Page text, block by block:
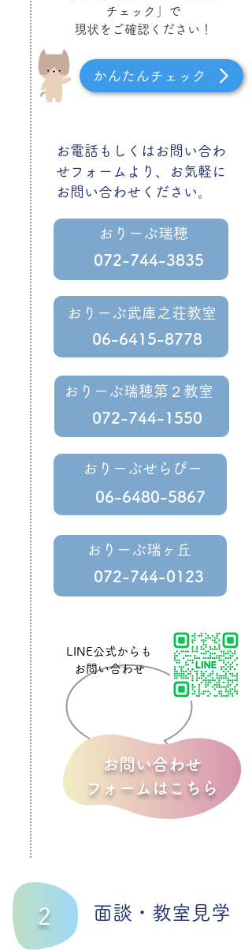
お電話もしくはお問い合わ
せフォームより、お気軽に
お問い合わせください。
おりーぶ瑞穂
072-744-3835
おりーぶ武庫之荘教室
06-6415-8778
おりーぶ瑞穂第２教室
072-744-1550
LINE公式からも
お問い合わせ
おりーぶせらぴー
06-6480-5867
おりーぶ瑞ヶ丘
072-744-0123
チェック」で
​現状をご確認ください！​
かんたんチェック
お問い合わせ
フォームはこちら
2 面談・教室見学